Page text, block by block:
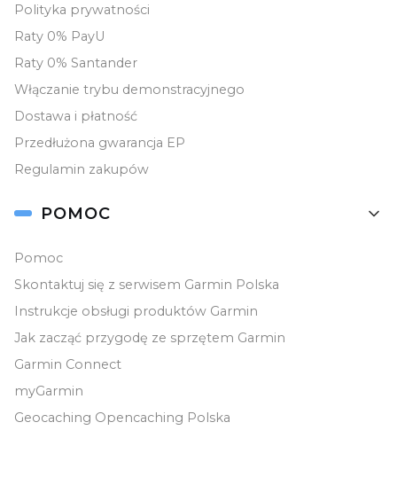
Polityka prywatności
Raty 0% PayU
Raty 0% Santander
Włączanie trybu demonstracyjnego
Dostawa i płatność
Przedłużona gwarancja EP
Regulamin zakupów
POMOC
Pomoc
Skontaktuj się z serwisem Garmin Polska
Instrukcje obsługi produktów Garmin
Jak zacząć przygodę ze sprzętem Garmin
Garmin Connect
myGarmin
Geocaching Opencaching Polska